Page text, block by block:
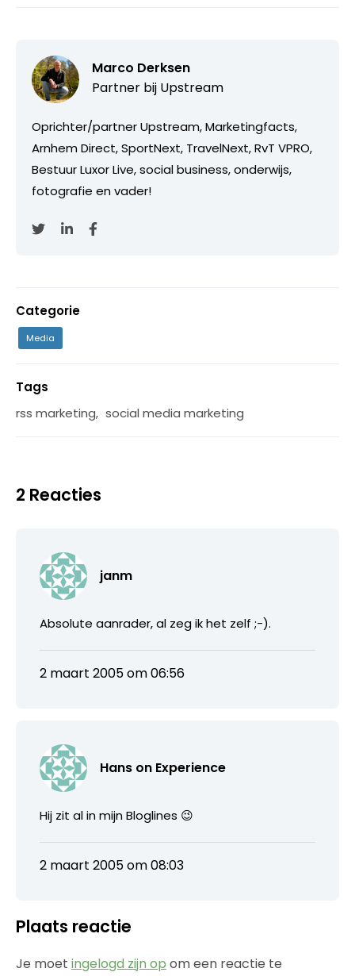
Marco Derksen
Partner bij Upstream
Oprichter/partner Upstream, Marketingfacts,
Arnhem Direct, SportNext, TravelNext, RvT VPRO,
Bestuur Luxor Live, social business, onderwijs,
fotografie en vader!
Categorie
Media
Tags
rss marketing, social media marketing
2 Reacties
janm
Absolute aanrader, al zeg ik het zelf ;-).
2 maart 2005 om 06:56
Hans on Experience
Hij zit al in mijn Bloglines 😉
2 maart 2005 om 08:03
Plaats reactie
Je moet ingelogd zijn op om een reactie te